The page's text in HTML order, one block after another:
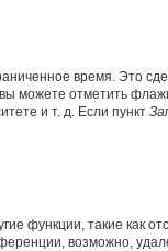
время. Это
можете отметить
и т. д. Если пункт
функции, такие как
возможно,